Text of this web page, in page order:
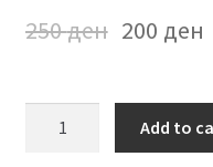
250ден 200 ден
Add to